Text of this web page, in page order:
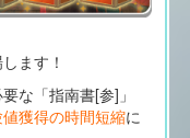
ます！
な「指南書[参]」
獲得の時間短縮に